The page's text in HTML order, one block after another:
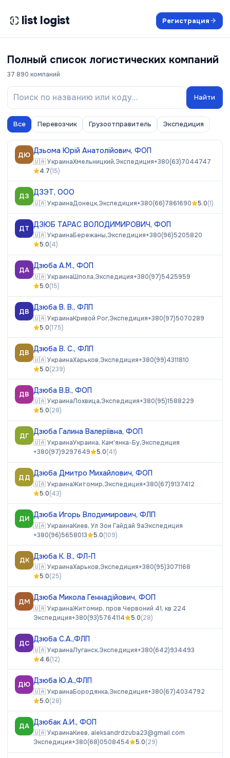
list logist Регистрация
Полный список логистических компаний
37 890 компаний
Найти
Все Перевозчик Грузоотправитель Экспедиция
ДЮ Дзьома Юрій Анатолійович, ФОП
🇺🇦УкраинаХмельницкий,Экспедиция+380(63)7044747
4.7(15)
ДЗ ДЗЭТ, ООО
🇺🇦УкраинаДонецк,Экспедиция+380(66)7861690 5.0(1)
ДТ ДЗЮБ ТАРАС ВОЛОДИМИРОВИЧ, ФОП
🇺🇦УкраинаБережаны,Экспедиция+380(96)5205820
5.0(4)
ДА Дзюба А.М., ФОП
🇺🇦УкраинаШпола,Экспедиция+380(97)5425959
5.0(15)
ДВ Дзюба В. В., ФЛП
🇺🇦УкраинаКривой Рог,Экспедиция+380(97)5070289
5.0(175)
ДВ Дзюба В. С., ФЛП
🇺🇦УкраинаХарьков,Экспедиция+380(99)4311810
5.0(239)
ДВ Дзюба В.В., ФОП
🇺🇦УкраинаЛохвица,Экспедиция+380(95)1588229
5.0(28)
ДГ Дзюба Галина Валеріївна, ФОП
🇺🇦УкраинаУкраина, Кам'янка-Бу,Экспедиция
+380(97)9297649
5.0(41)
ДД Дзюба Дмитро Михайлович, ФОП
🇺🇦УкраинаЖитомир,Экспедиция+380(67)9137412
5.0(43)
ДИ Дзюба Игорь Влодимирович, ФЛП
🇺🇦УкраинаКиев, Ул Зои Гайдай 9аЭкспедиция
+380(96)5658013
5.0(109)
ДК Дзюба К. В., ФЛ-П
🇺🇦УкраинаХарьков,Экспедиция+380(95)3071168
5.0(25)
ДМ Дзюба Микола Геннадійович, ФОП
🇺🇦УкраинаЖитомир, пров.Червоний 41, кв 224
Экспедиция+380(93)5764114 5.0(28)
ДС Дзюба С.А.,ФЛП
🇺🇦УкраинаЛуганск,Экспедиция+380(642)934493
4.6(12)
ДЮ Дзюба Ю.А.,ФЛП
🇺🇦УкраинаБородянка,Экспедиция+380(67)4034792
5.0(28)
ДА Дзюбак А.И., ФОП
🇺🇦УкраинаКиев, aleksandrdzuba23@gmail.com
Экспедиция+380(68)0508454 5.0(29)